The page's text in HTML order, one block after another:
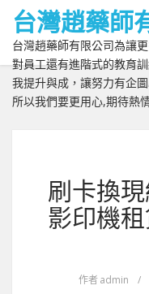
台灣趙藥師
台灣趙藥師有限公司為讓
對員工還有進階式的教育
我提升與成，讓努力有企
所以我們要更用心,期待熱
刷卡換
影印機
作者admin /